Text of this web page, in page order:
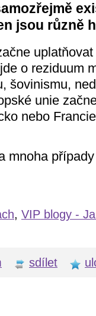
jsou různě
o reziduum
šovinismu,
unie
nebo
mnoha
, VIP blogy -
sdílet